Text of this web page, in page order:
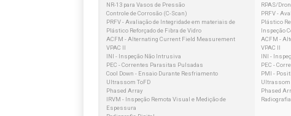
NR-13 para Vasos de Pressão
Controle de Corrosão (C-Scan)
PRFV - Avaliação de Integridade em materiais de
Plástico Reforçado de Fibra de Vidro
ACFM - Alternating Current Field Measurement
VPAC II
INI - Inspeção Não Intrusiva
PEC - Correntes Parasitas Pulsadas
Cool Down - Ensaio Durante Resfriamento
Ultrassom ToFD
Phased Array
IRVM - Inspeção Remota Visual e Medição de
Espessura
RPAS/
PRFV -
Plástico
Inspeção
ACFM -
VPAC II
INI -
PEC -
PMI -
Ultrassom
Phased